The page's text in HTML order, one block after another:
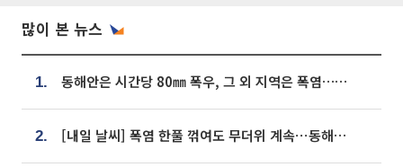
많이 본 뉴스
1. 동해안은 시간당 80㎜ 폭우, 그 외 지역은 폭염…‘극과 극 날씨’
2. [내일 날씨] 폭염 한풀 꺾여도 무더위 계속⋯동해안 이틀 연속 비